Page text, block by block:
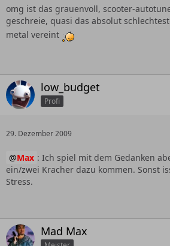
omg ist das grauenvoll, scooter-
geschreie, quasi das absolut
metal vereint
low_budget
Profi
29. Dezember 2009
Max : Ich spiel mit dem Gedanken
ein/zwei Kracher dazu kommen. Sonst
Stress.
Mad Max